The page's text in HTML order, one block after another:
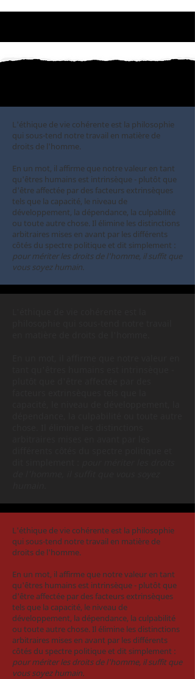
L'éthique de vie cohérente est la philosophie
qui sous-tend notre travail en matière de
droits de l'homme.
En un mot, il affirme que notre valeur en tant
qu'êtres humains est intrinsèque - plutôt que
d'être affectée par des facteurs extrinsèques
tels que la capacité, le niveau de
développement, la dépendance, la culpabilité
ou toute autre chose. Il élimine les distinctions
arbitraires mises en avant par les différents
côtés du spectre politique et dit simplement :
pour mériter les droits de l'homme, il suffit que
vous soyez humain.
L'éthique de vie cohérente est la philosophie
qui sous-tend notre travail en matière de
droits de l'homme.
En un mot, il affirme que notre valeur en tant
qu'êtres humains est intrinsèque - plutôt que
d'être affectée par des facteurs extrinsèques
tels que la capacité, le niveau de
développement, la dépendance, la culpabilité
ou toute autre chose. Il élimine les distinctions
arbitraires mises en avant par les différents
côtés du spectre politique et dit simplement :
pour mériter les droits de l'homme, il suffit que
vous soyez humain.